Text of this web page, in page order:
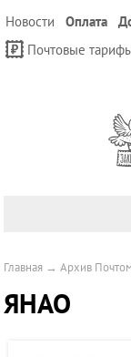
Новости Оплата
Почтовые
Главная →Архив
ЯНАО